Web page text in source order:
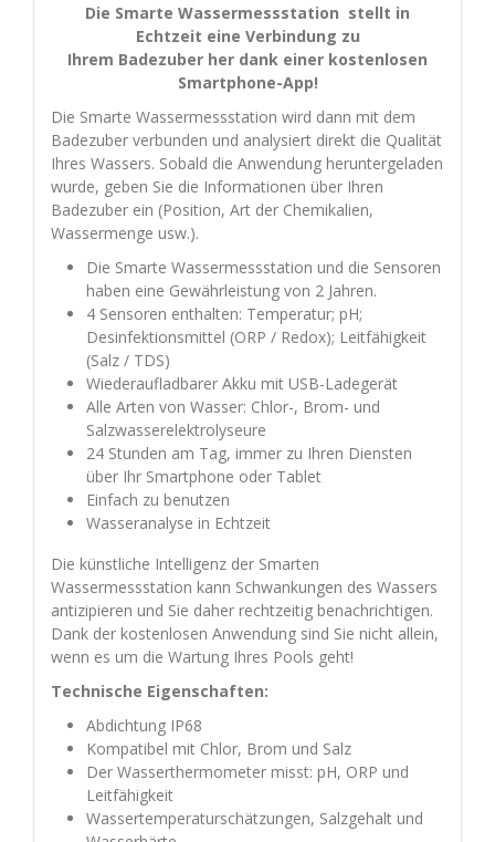
Die Smarte Wassermessstation stellt in
Echtzeit eine Verbindung zu
Ihrem Badezuber her dank einer kostenlosen
Smartphone-App!
Die Smarte Wassermessstation wird dann mit dem
Badezuber verbunden und analysiert direkt die Qualität
Ihres Wassers. Sobald die Anwendung heruntergeladen
wurde, geben Sie die Informationen über Ihren
Badezuber ein (Position, Art der Chemikalien,
Wassermenge usw.).
Die Smarte Wassermessstation und die Sensoren
haben eine Gewährleistung von 2 Jahren.
4 Sensoren enthalten: Temperatur; pH;
Desinfektionsmittel (ORP / Redox); Leitfähigkeit
(Salz / TDS)
Wiederaufladbarer Akku mit USB-Ladegerät
Alle Arten von Wasser: Chlor-, Brom- und
Salzwasserelektrolyseure
24 Stunden am Tag, immer zu Ihren Diensten
über Ihr Smartphone oder Tablet
Einfach zu benutzen
Wasseranalyse in Echtzeit
Die künstliche Intelligenz der Smarten
Wassermessstation kann Schwankungen des Wassers
antizipieren und Sie daher rechtzeitig benachrichtigen.
Dank der kostenlosen Anwendung sind Sie nicht allein,
wenn es um die Wartung Ihres Pools geht!
Technische Eigenschaften:
Abdichtung IP68
Kompatibel mit Chlor, Brom und Salz
Der Wasserthermometer misst: pH, ORP und
Leitfähigkeit
Wassertemperaturschätzungen, Salzgehalt und